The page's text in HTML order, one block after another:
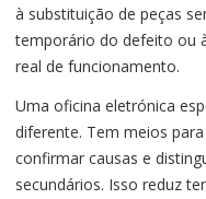
à substituição de peças
temporário do defeito ou
real de funcionamento.
Uma oficina eletrónica
diferente. Tem meios
confirmar causas e
secundários. Isso reduz